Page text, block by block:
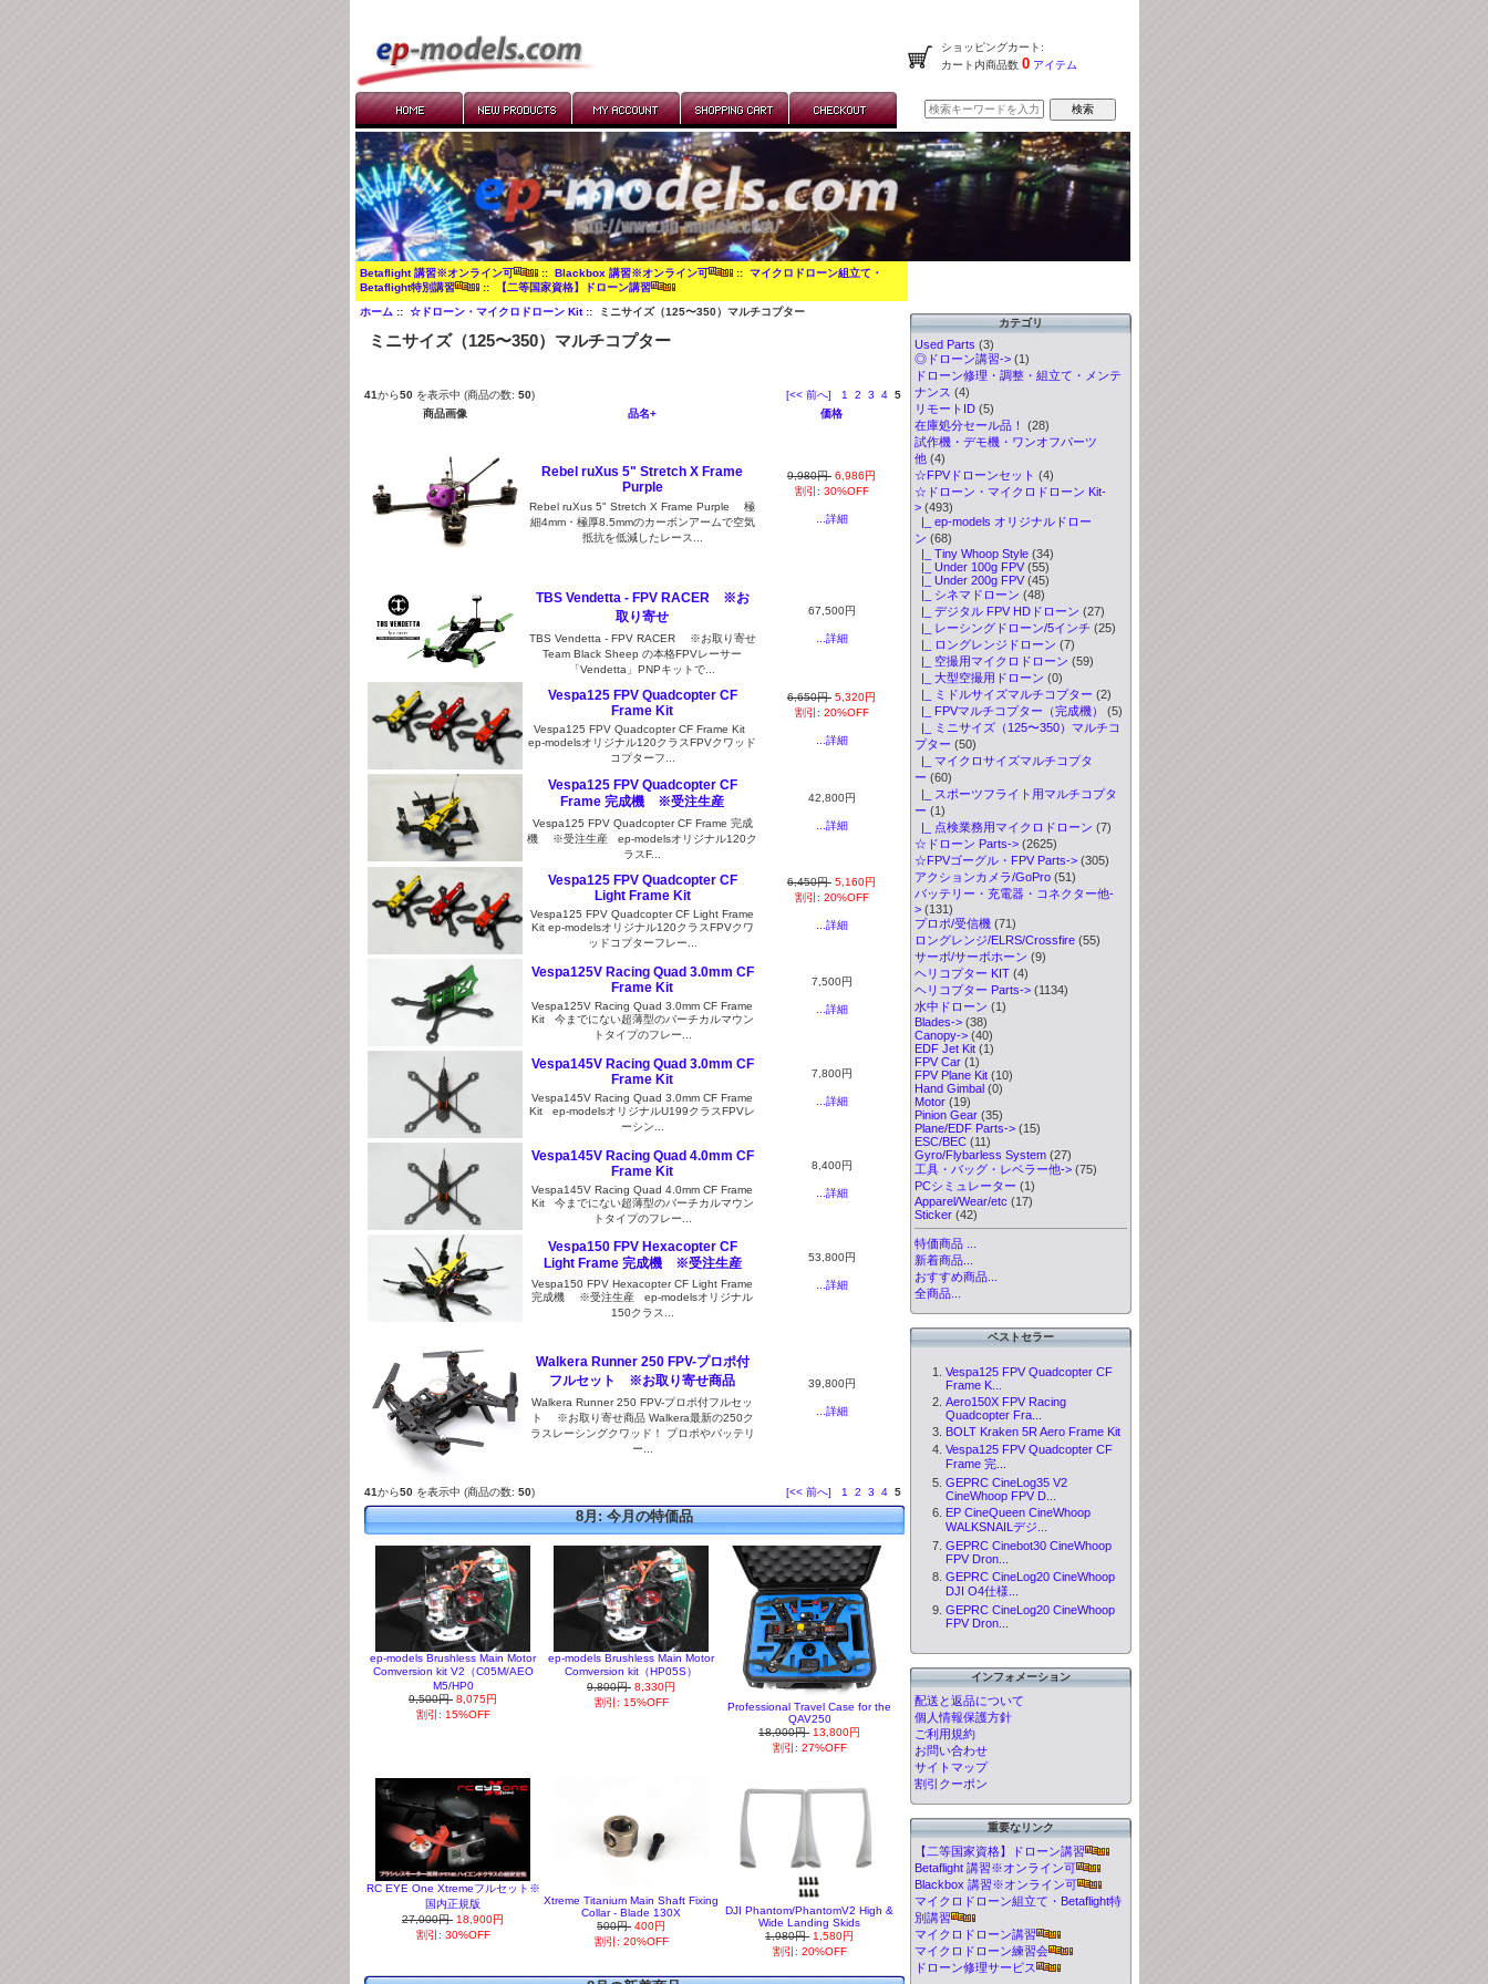
ショッピングカート:
カート内商品数 0アイテム
Betaflight 講習※オンライン可 ::Blackbox 講習※オンライン可 ::マイクロドローン組立て・
Betaflight特別講習
:: 【二等国家資格】ドローン講習
ホーム ::☆ドローン・マイクロドローン Kit:: ミニサイズ（125〜350）マルチコプター
ミニサイズ（125〜350）マルチコプター
41から50を表示中 (商品の数: 50) [<< 前へ] 1 2 3 4 5
商品画像
品名+ 価格
Rebel ruXus 5" Stretch X Frame
Purple
Rebel ruXus 5" Stretch X Frame Purple 極
細4mm・極厚8.5mmのカーボンアームで空気
抵抗を低減したレース...
9,980円 6,986円
割引: 30%OFF
...詳細
TBS Vendetta - FPV RACER ※お
取り寄せ
TBS Vendetta - FPV RACER ※お取り寄せ
Team Black Sheep の本格FPVレーサー
「Vendetta」PNPキットで...
67,500円
...詳細
Vespa125 FPV Quadcopter CF
Frame Kit
Vespa125 FPV Quadcopter CF Frame Kit
ep-modelsオリジナル120クラスFPVクワッド
コプターフ...
6,650円 5,320円
割引: 20%OFF
...詳細
Vespa125 FPV Quadcopter CF
Frame 完成機 ※受注生産
Vespa125 FPV Quadcopter CF Frame 完成
機 ※受注生産 ep-modelsオリジナル120ク
ラスF...
42,800円
...詳細
Vespa125 FPV Quadcopter CF
Light Frame Kit
Vespa125 FPV Quadcopter CF Light Frame
Kit ep-modelsオリジナル120クラスFPVクワ
ッドコプターフレー...
6,450円 5,160円
割引: 20%OFF
...詳細
Vespa125V Racing Quad 3.0mm CF
Frame Kit
Vespa125V Racing Quad 3.0mm CF Frame
Kit 今までにない超薄型のバーチカルマウン
トタイプのフレー...
7,500円
...詳細
Vespa145V Racing Quad 3.0mm CF
Frame Kit
Vespa145V Racing Quad 3.0mm CF Frame
Kit ep-modelsオリジナルU199クラスFPVレ
ーシン...
7,800円
...詳細
Vespa145V Racing Quad 4.0mm CF
Frame Kit
Vespa145V Racing Quad 4.0mm CF Frame
Kit 今までにない超薄型のバーチカルマウン
トタイプのフレー...
8,400円
...詳細
Vespa150 FPV Hexacopter CF
Light Frame 完成機 ※受注生産
Vespa150 FPV Hexacopter CF Light Frame
完成機 ※受注生産 ep-modelsオリジナル
150クラス...
53,800円
...詳細
Walkera Runner 250 FPV-プロポ付
フルセット ※お取り寄せ商品
Walkera Runner 250 FPV-プロポ付フルセッ
ト ※お取り寄せ商品 Walkera最新の250ク
ラスレーシングクワッド！ プロポやバッテリ
ー...
39,800円
...詳細
41から50を表示中 (商品の数: 50) [<< 前へ] 1 2 3 4 5
8月: 今月の特価品
ep-models Brushless Main Motor
Comversion kit V2（C05M/AEO
M5/HP0
9,500円 8,075円
割引: 15%OFF
ep-models Brushless Main Motor
Comversion kit（HP05S）
9,800円 8,330円
割引: 15%OFF
Professional Travel Case for the
QAV250
18,900円 13,800円
割引: 27%OFF
RC EYE One Xtremeフルセット※
国内正規版
27,000円 18,900円
割引: 30%OFF
Xtreme Titanium Main Shaft Fixing
Collar - Blade 130X
500円 400円
割引: 20%OFF
DJI Phantom/PhantomV2 High &
Wide Landing Skids
1,980円 1,580円
割引: 20%OFF
カテゴリ
Used Parts (3)
◎ドローン講習->(1)
ドローン修理・調整・組立て・メンテ
ナンス (4)
リモートID(5)
在庫処分セール品！
(28)
試作機・デモ機・ワンオフパーツ
他(4)
☆FPVドローンセット (4)
☆ドローン・マイクロドローン Kit-
>(493)
|_ ep-models オリジナルドロー
ン (68)
|_ Tiny Whoop Style(34)
|_ Under 100g FPV(55)
|_ Under 200g FPV(45)
|_ シネマドローン (48)
|_ デジタル FPV HDドローン (27)
|_ レーシングドローン/5インチ (25)
|_ ロングレンジドローン (7)
|_ 空撮用マイクロドローン (59)
|_ 大型空撮用ドローン (0)
|_ ミドルサイズマルチコプター (2)
|_ FPVマルチコプター（完成機）
(5)
|_ ミニサイズ（125〜350）マルチコ
プター (50)
|_ マイクロサイズマルチコプタ
ー (60)
|_ スポーツフライト用マルチコプタ
ー (1)
|_ 点検業務用マイクロドローン (7)
☆ドローン Parts->(2625)
☆FPVゴーグル・FPV Parts->(305)
アクションカメラ/GoPro(51)
バッテリー・充電器・コネクター他-
>(131)
プロポ/受信機(71)
ロングレンジ/ELRS/Crossfire(55)
サーボ/サーボホーン (9)
ヘリコプター KIT(4)
ヘリコプター Parts->(1134)
水中ドローン (1)
Blades->(38)
Canopy->(40)
EDF Jet Kit(1)
FPV Car(1)
FPV Plane Kit(10)
Hand Gimbal(0)
Motor(19)
Pinion Gear(35)
Plane/EDF Parts->(15)
ESC/BEC(11)
Gyro/Flybarless System(27)
工具・バッグ・レベラー他->(75)
PCシミュレーター (1)
Apparel/Wear/etc (17)
Sticker(42)
特価商品 ...
新着商品...
おすすめ商品...
全商品...
ベストセラー
Vespa125 FPV Quadcopter CF
Frame K...
Aero150X FPV Racing
Quadcopter Fra...
BOLT Kraken 5R Aero Frame Kit
Vespa125 FPV Quadcopter CF
Frame 完...
GEPRC CineLog35 V2
CineWhoop FPV D...
EP CineQueen CineWhoop
WALKSNAILデジ...
GEPRC Cinebot30 CineWhoop
FPV Dron...
GEPRC CineLog20 CineWhoop
DJI O4仕様...
GEPRC CineLog20 CineWhoop
FPV Dron...
インフォメーション
配送と返品について
個人情報保護方針
ご利用規約
お問い合わせ
サイトマップ
割引クーポン
重要なリンク
【二等国家資格】ドローン講習
Betaflight 講習※オンライン可
Blackbox 講習※オンライン可
マイクロドローン組立て・Betaflight特
別講習
マイクロドローン講習
マイクロドローン練習会
ドローン修理サービス